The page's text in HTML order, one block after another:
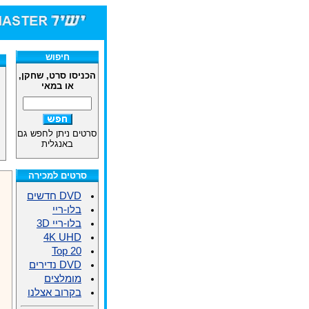
חיפוש
הכניסו סרט, שחקן,
או במאי
סרטים ניתן לחפש גם
באנגלית
סרטים למכירה
DVD חדשים
בלו-ריי
בלו-ריי 3D
4K UHD
Top 20
DVD נדירים
מומלצים
בקרוב אצלנו